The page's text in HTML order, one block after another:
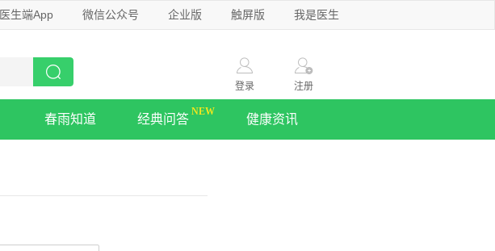
医生端App 微信公众号 企业版 触屏版 我是医生
登录 注册
春雨知道 经典问答 健康资讯